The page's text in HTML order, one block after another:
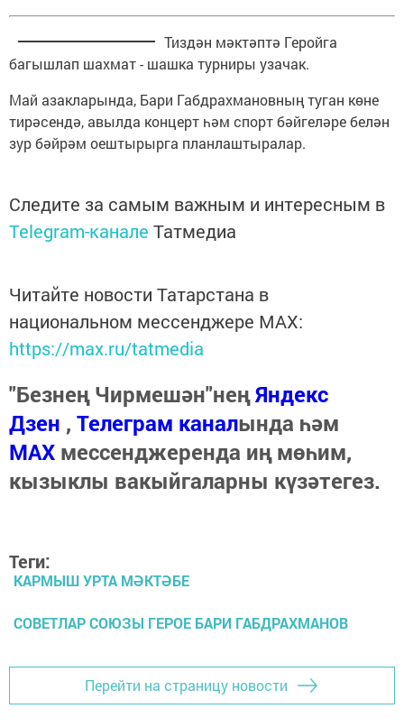
Тиздән мәктәптә Геройга
багышлап шахмат - шашка турниры узачак.
Май азакларында, Бари Габдрахмановның туган көне
тирәсендә, авылда концерт һәм спорт бәйгеләре белән
зур бәйрәм оештырырга планлаштыралар.
Следите за самым важным и интересным в
Telegram-канале Татмедиа
Читайте новости Татарстана в
национальном мессенджере MАХ:
https://max.ru/tatmedia
"Безнең Чирмешән"неңЯндекс
Дзен , Телеграм каналында һәм
МАХ мессенджеренда иң мөһим,
кызыклы вакыйгаларны күзәтегез.
Теги:
КАРМЫШ УРТА МӘКТӘБЕ
СОВЕТЛАР СОЮЗЫ ГЕРОЕ БАРИ ГАБДРАХМАНОВ
Перейти на страницу новости